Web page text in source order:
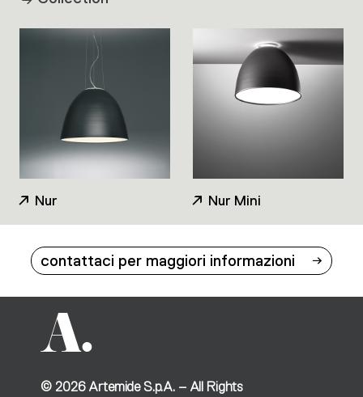
Nur Nur Mini
contattaci per maggiori informazioni
© 2026Artemide S.p.A. – All Rights